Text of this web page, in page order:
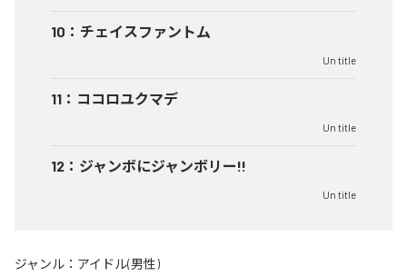
10 ： チェイスファントム
Un title
11 ： ココロユクマデ
Un title
12 ： ジャンボにジャンボリー!!
Un title
ジャンル： アイドル(男性)